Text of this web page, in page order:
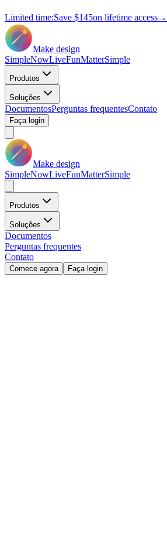
Limited time:Save $145on lifetime access→
Make design
SimpleNowLiveFunMatterSimple
Produtos
Soluções
DocumentosPerguntas frequentesContato
Faça login
Make design
SimpleNowLiveFunMatterSimple
Produtos
Soluções
Documentos
Perguntas frequentes
Contato
Comece agora Faça login